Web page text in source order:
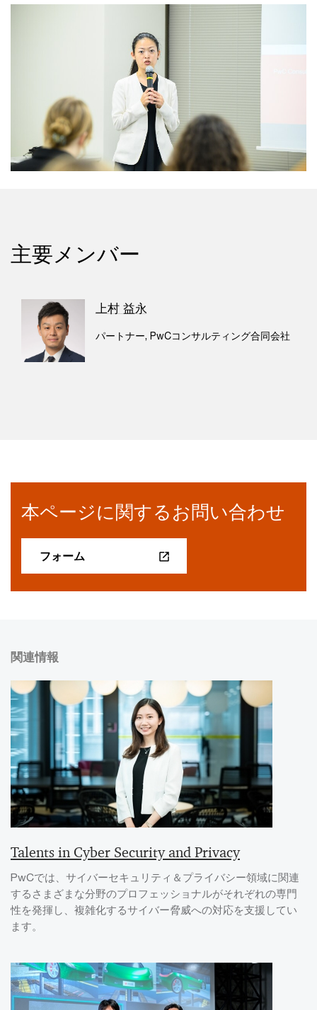
主要メンバー
上村 益永
パートナー, PwCコンサルティング合同会社
本ページに関するお問い合わせ
フォーム
関連情報
Talents in Cyber Security and Privacy
PwCでは、サイバーセキュリティ＆プライバシー領域に関連
するさまざまな分野のプロフェッショナルがそれぞれの専門
性を発揮し、複雑化するサイバー脅威への対応を支援してい
ます。